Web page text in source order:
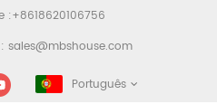
:+8618620106756
sales@mbshouse.com
Português